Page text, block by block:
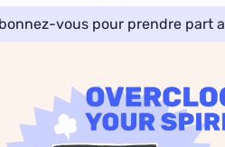
vous pour prendre part